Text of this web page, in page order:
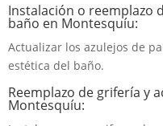
Instalación o reemplazo
baño en Montesquíu:
Actualizar los azulejos de
estética del baño.
Reemplazo de grifería y
Montesquíu: